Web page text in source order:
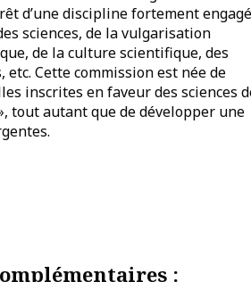
d’une discipline fortement
sciences, de la vulgarisation
de la culture scientifique, des
Cette commission est née de
inscrites en faveur des sciences
tout autant que de développer une
: